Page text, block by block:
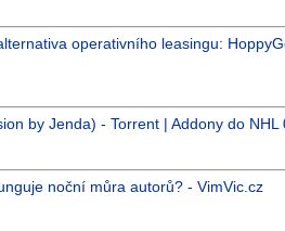
operativního leasingu:
by Jenda) - Torrent | Addony do NHL
noční můra autorů? - VimVic.cz